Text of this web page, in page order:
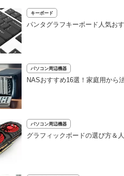
キーボード
パンタグラフキーボード人気お
パソコン周辺機器
NASおすすめ16選！家庭用から
パソコン周辺機器
グラフィックボードの選び方＆